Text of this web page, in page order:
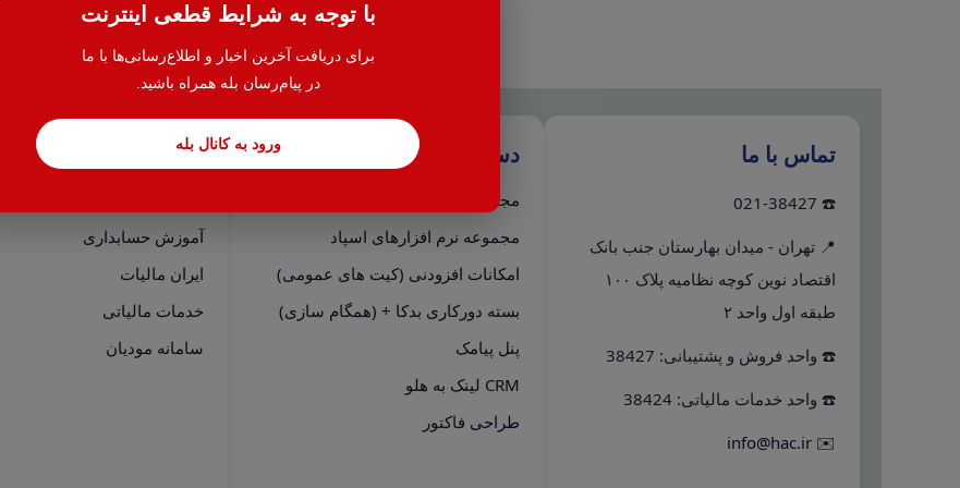
با توجه به شرایط قطعی اینترنت
برای دریافت آخرین اخبار و اطلاع‌رسانی‌ها با ما
در پیام‌رسان بله همراه باشید.
ورود به کانال بله تماس با ما
☎️ 021-38427
📍 تهران - میدان بهارستان جنب بانک
اقتصاد نوین کوچه نظامیه پلاک ۱۰۰
طبقه اول واحد ۲
☎️ واحد فروش و پشتیبانی: 38427
☎️ واحد خدمات مالیاتی: 38424
✉️
info@hac.ir
دسترسی سریع
مجموعه نرم افزارهای هلو
مجموعه نرم افزارهای اسپاد
امکانات افزودنی (کیت های عمومی)
بسته دورکاری بدکا + (همگام سازی)
پنل پیامک
CRM لینک به هلو
طراحی فاکتور
خدمات
آموزش حسابداری
ایران مالیات
خدمات مالیاتی
سامانه مودیان